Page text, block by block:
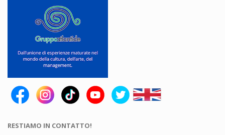
RESTIAMO IN CONTATTO!